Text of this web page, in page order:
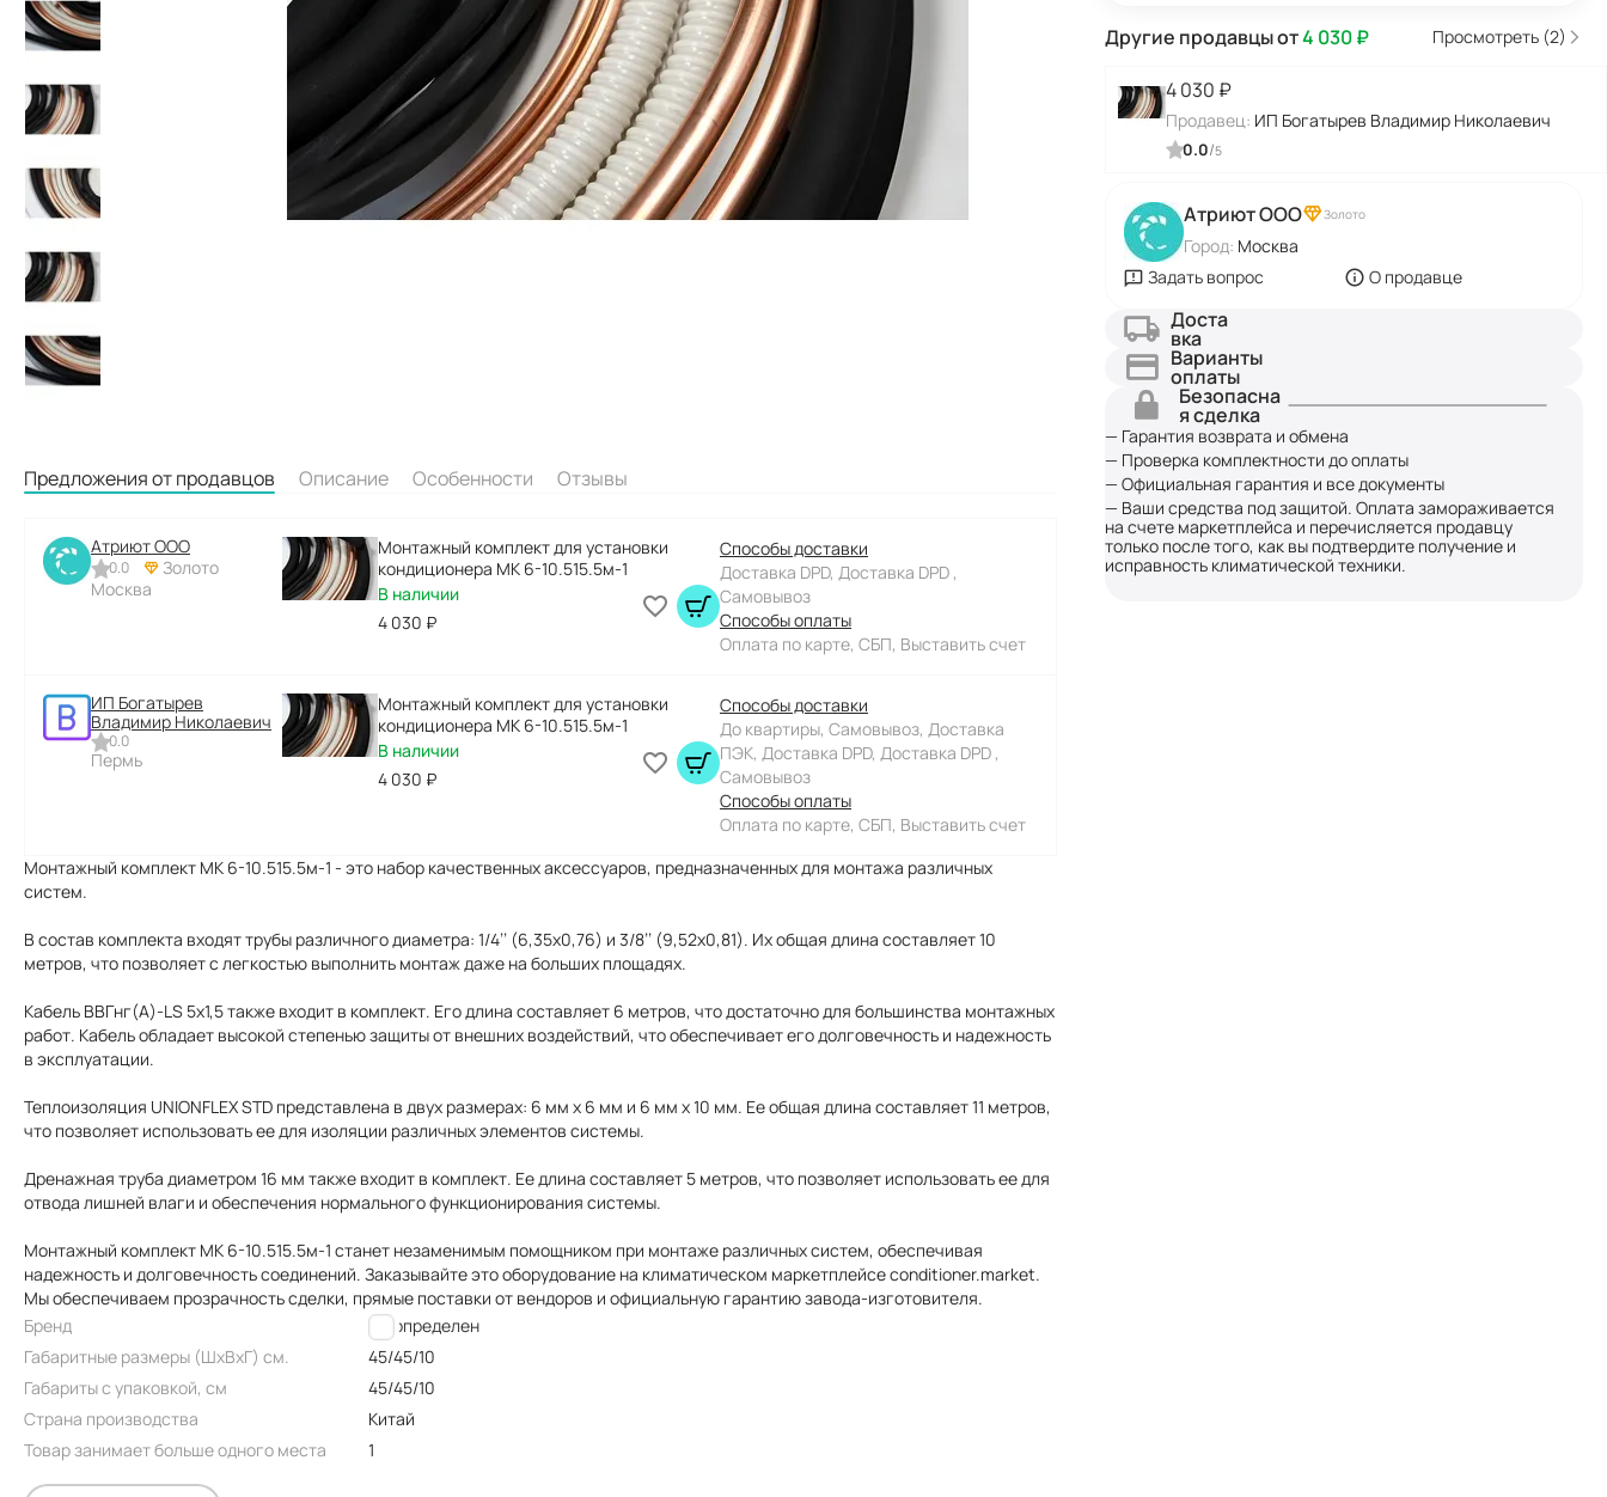
Другие продавцы от4 030₽ Просмотреть (2)
4 030 ₽
Продавец: ИП Богатырев Владимир Николаевич
0.0/5
Атриют ООО Золото
Город: Москва
Задать вопрос
О продавце
Доста
вка
Варианты
оплаты
Безопасна
я сделка
— Гарантия возврата и обмена
— Проверка комплектности до оплаты
— Официальная гарантия и все документы
— Ваши средства под защитой. Оплата замораживается
на счете маркетплейса и перечисляется продавцу
только после того, как вы подтвердите получение и
исправность климатической техники.
Предложения от продавцов Описание Особенности Отзывы
Атриют ООО
0.0
Золото
Москва
Монтажный комплект для установки
кондиционера МК 6-10.515.5м-1
В наличии
4 030 ₽
Способы доставки
Доставка DPD, Доставка DPD ,
Самовывоз
Способы оплаты
Оплата по карте, СБП, Выставить счет
ИП Богатырев
Владимир Николаевич
0.0
Пермь
Монтажный комплект для установки
кондиционера МК 6-10.515.5м-1
В наличии
4 030 ₽
Способы доставки
До квартиры, Самовывоз, Доставка
ПЭК, Доставка DPD, Доставка DPD ,
Самовывоз
Способы оплаты
Оплата по карте, СБП, Выставить счет
Монтажный комплект МК 6-10.515.5м-1 - это набор качественных аксессуаров, предназначенных для монтажа различных
систем.
В состав комплекта входят трубы различного диаметра: 1/4’’ (6,35x0,76) и 3/8’’ (9,52x0,81). Их общая длина составляет 10
метров, что позволяет с легкостью выполнить монтаж даже на больших площадях.
Кабель ВВГнг(A)-LS 5х1,5 также входит в комплект. Его длина составляет 6 метров, что достаточно для большинства монтажных
работ. Кабель обладает высокой степенью защиты от внешних воздействий, что обеспечивает его долговечность и надежность
в эксплуатации.
Теплоизоляция UNIONFLEX STD представлена в двух размерах: 6 мм х 6 мм и 6 мм х 10 мм. Ее общая длина составляет 11 метров,
что позволяет использовать ее для изоляции различных элементов системы.
Дренажная труба диаметром 16 мм также входит в комплект. Ее длина составляет 5 метров, что позволяет использовать ее для
отвода лишней влаги и обеспечения нормального функционирования системы.
Монтажный комплект МК 6-10.515.5м-1 станет незаменимым помощником при монтаже различных систем, обеспечивая
надежность и долговечность соединений. Заказывайте это оборудование на климатическом маркетплейсе conditioner.market.
Мы обеспечиваем прозрачность сделки, прямые поставки от вендоров и официальную гарантию завода-изготовителя.
Бренд
Не определен
Габаритные размеры (ШxВxГ) см.
45/45/10
Габариты с упаковкой, см
45/45/10
Страна производства
Китай
Товар занимает больше одного места
1